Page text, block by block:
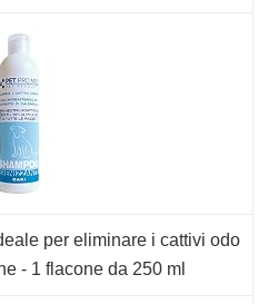
per eliminare i cattivi odo
- 1 flacone da 250 ml